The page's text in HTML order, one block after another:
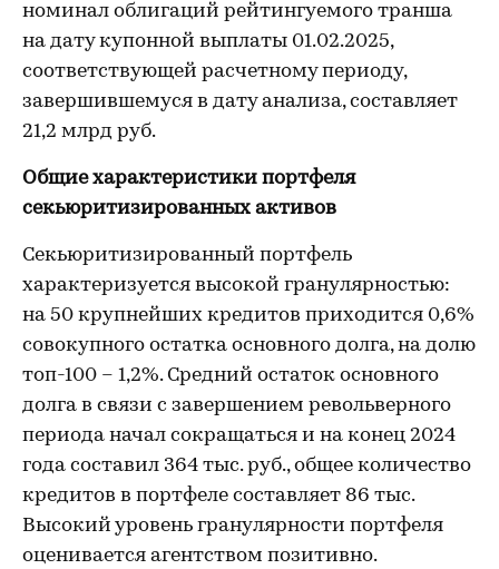
номинал облигаций рейтингуемого транша
на дату купонной выплаты 01.02.2025,
соответствующей расчетному периоду,
завершившемуся в дату анализа, составляет
21,2 млрд руб.
Общие характеристики портфеля
секьюритизированных активов
Секьюритизированный портфель
характеризуется высокой гранулярностью:
на 50 крупнейших кредитов приходится 0,6%
совокупного остатка основного долга, на долю
топ-100 – 1,2%. Средний остаток основного
долга в связи с завершением револьверного
периода начал сокращаться и на конец 2024
года составил 364 тыс. руб., общее количество
кредитов в портфеле составляет 86 тыс.
Высокий уровень гранулярности портфеля
оценивается агентством позитивно.